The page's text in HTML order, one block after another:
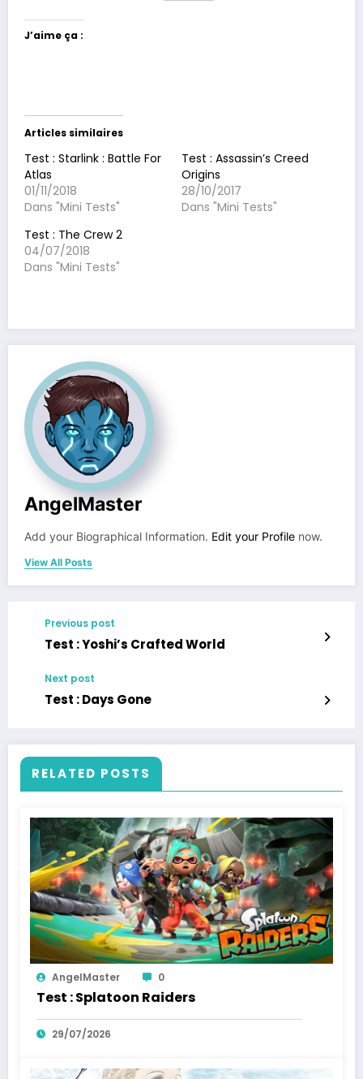
J’aime ça :
Articles similaires
Test : Starlink : Battle For
Atlas
01/11/2018
Dans "Mini Tests"
Test : Assassin’s Creed
Origins
28/10/2017
Dans "Mini Tests"
Test : The Crew 2
04/07/2018
Dans "Mini Tests"
AngelMaster
Add your Biographical Information. Edit your Profile now.
View All Posts
Previous post
Test : Yoshi’s Crafted World
Next post
Test : Days Gone
RELATED POSTS
AngelMaster 0
Test : Splatoon Raiders
29/07/2026